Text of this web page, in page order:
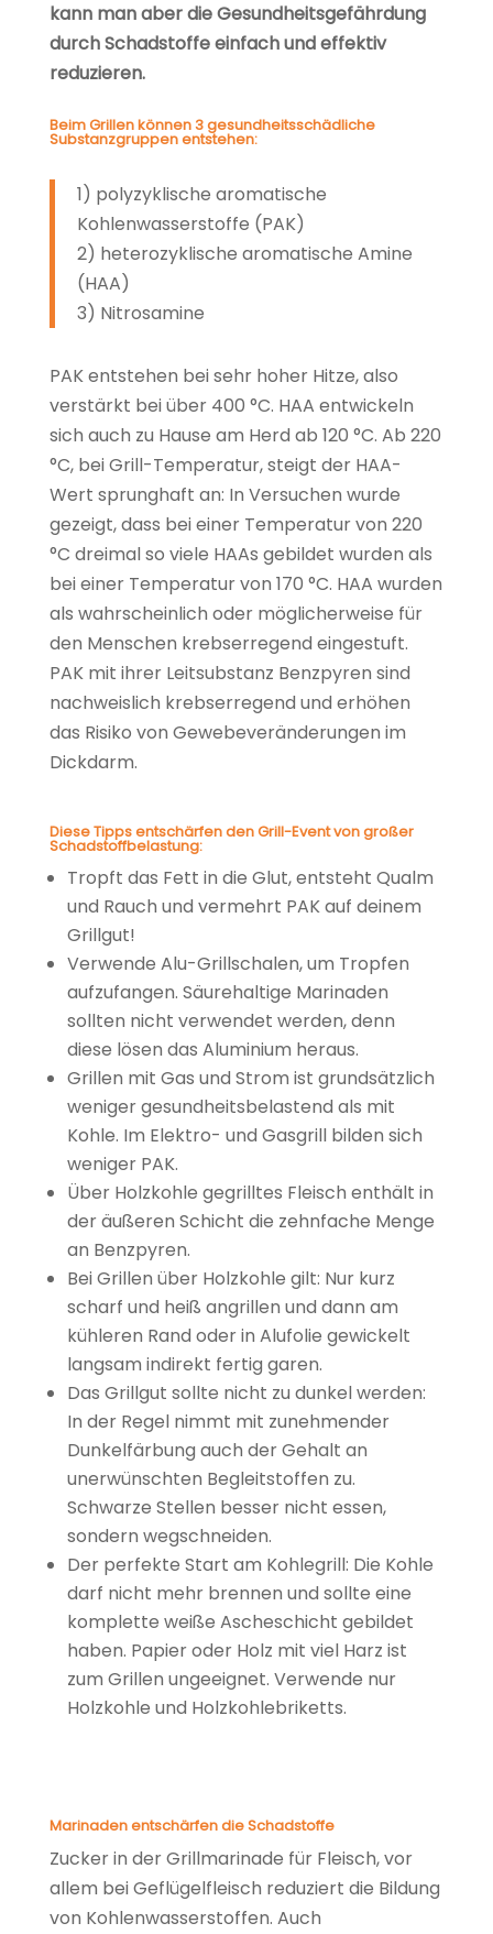
kann man aber die Gesundheitsgefährdung
durch Schadstoffe einfach und effektiv
reduzieren.
Beim Grillen können 3 gesundheitsschädliche
Substanzgruppen entstehen:
1) polyzyklische aromatische
Kohlenwasserstoffe (PAK)
2) heterozyklische aromatische Amine
(HAA)
3) Nitrosamine
PAK entstehen bei sehr hoher Hitze, also
verstärkt bei über 400 °C. HAA entwickeln
sich auch zu Hause am Herd ab 120 °C. Ab 220
°C, bei Grill-Temperatur, steigt der HAA-
Wert sprunghaft an: In Versuchen wurde
gezeigt, dass bei einer Temperatur von 220
°C dreimal so viele HAAs gebildet wurden als
bei einer Temperatur von 170 °C. HAA wurden
als wahrscheinlich oder möglicherweise für
den Menschen krebserregend eingestuft.
PAK mit ihrer Leitsubstanz Benzpyren sind
nachweislich krebserregend und erhöhen
das Risiko von Gewebeveränderungen im
Dickdarm.
Diese Tipps entschärfen den Grill-Event von großer
Schadstoffbelastung:
Tropft das Fett in die Glut, entsteht Qualm
und Rauch und vermehrt PAK auf deinem
Grillgut!
Verwende Alu-Grillschalen, um Tropfen
aufzufangen. Säurehaltige Marinaden
sollten nicht verwendet werden, denn
diese lösen das Aluminium heraus.
Grillen mit Gas und Strom ist grundsätzlich
weniger gesundheitsbelastend als mit
Kohle. Im Elektro- und Gasgrill bilden sich
weniger PAK.
Über Holzkohle gegrilltes Fleisch enthält in
der äußeren Schicht die zehnfache Menge
an Benzpyren.
Bei Grillen über Holzkohle gilt: Nur kurz
scharf und heiß angrillen und dann am
kühleren Rand oder in Alufolie gewickelt
langsam indirekt fertig garen.
Das Grillgut sollte nicht zu dunkel werden:
In der Regel nimmt mit zunehmender
Dunkelfärbung auch der Gehalt an
unerwünschten Begleitstoffen zu.
Schwarze Stellen besser nicht essen,
sondern wegschneiden.
Der perfekte Start am Kohlegrill: Die Kohle
darf nicht mehr brennen und sollte eine
komplette weiße Ascheschicht gebildet
haben. Papier oder Holz mit viel Harz ist
zum Grillen ungeeignet. Verwende nur
Holzkohle und Holzkohlebriketts.
Marinaden entschärfen die Schadstoffe
Zucker in der Grillmarinade für Fleisch, vor
allem bei Geflügelfleisch reduziert die Bildung
von Kohlenwasserstoffen. Auch